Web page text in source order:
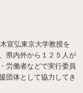
宣弘東京大学教授を
県内外から１２５人が
労働者などで実行委員
団体として協力してき